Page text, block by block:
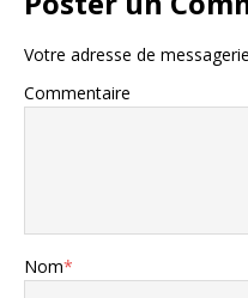
Votre adresse de
Commentaire
Nom*